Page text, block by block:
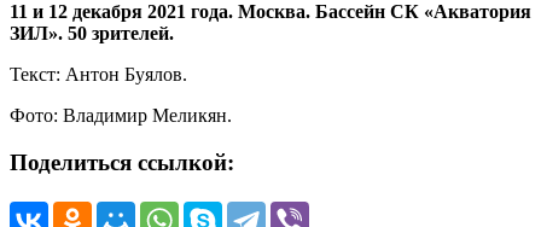
11 и 12 декабря 2021 года. Москва. Бассейн СК «Акватория
ЗИЛ». 50 зрителей.
Текст: Антон Буялов.
Фото: Владимир Меликян.
Поделиться ссылкой: